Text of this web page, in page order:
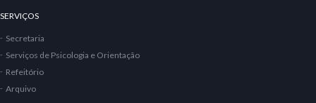
SERVIÇOS
Secretaria
Serviços de Psicologia e Orientação
Refeitório
Arquivo